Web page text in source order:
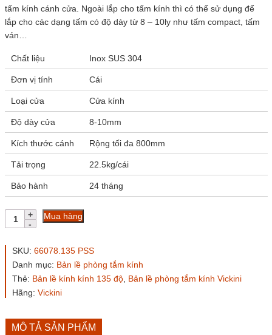
tấm kính cánh cửa. Ngoài lắp cho tấm kính thì có thể sử dụng để
lắp cho các dạng tấm có độ dày từ 8 – 10ly như tấm compact, tấm
ván…
Chất liệu Inox SUS 304
Đơn vị tính Cái
Loại cửa Cửa kính
Độ dày cửa 8-10mm
Kích thước cánh Rộng tối đa 800mm
Tải trọng 22.5kg/cái
Bảo hành 24 tháng
Bản
lề
kính
độ
VICKINI
66078.135
lượng
Mua hàng
SKU: 66078.135 PSS
Danh mục: Bản lề phòng tắm kính
Thẻ: Bản lề kính kính 135 độ, Bản lề phòng tắm kính Vickini
Hãng: Vickini
MÔ TẢ SẢN PHẨM